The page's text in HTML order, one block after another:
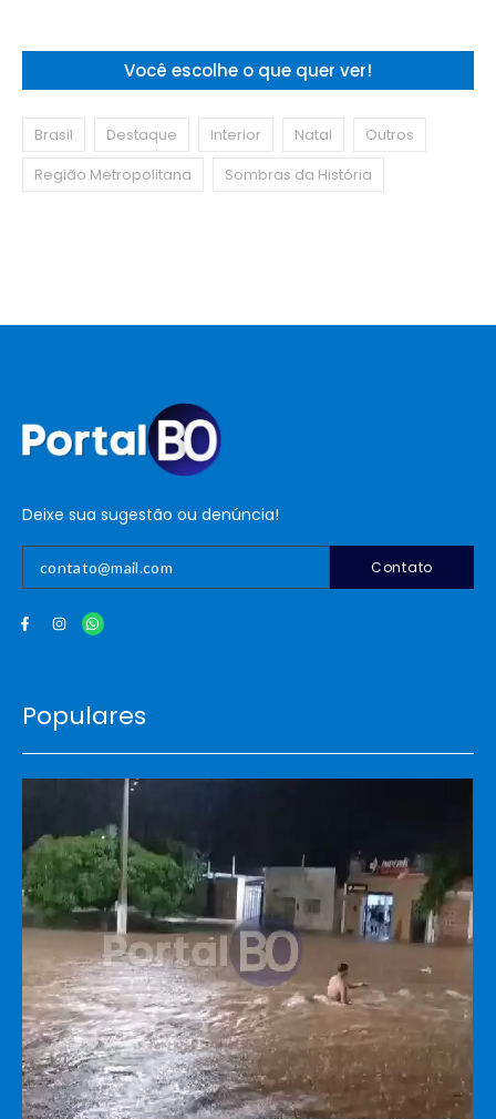
Você escolhe o que quer ver!
Brasil Destaque Interior Natal
Outros
Região Metropolitana
Sombras da História
Deixe sua sugestão ou denúncia!
Contato
Populares